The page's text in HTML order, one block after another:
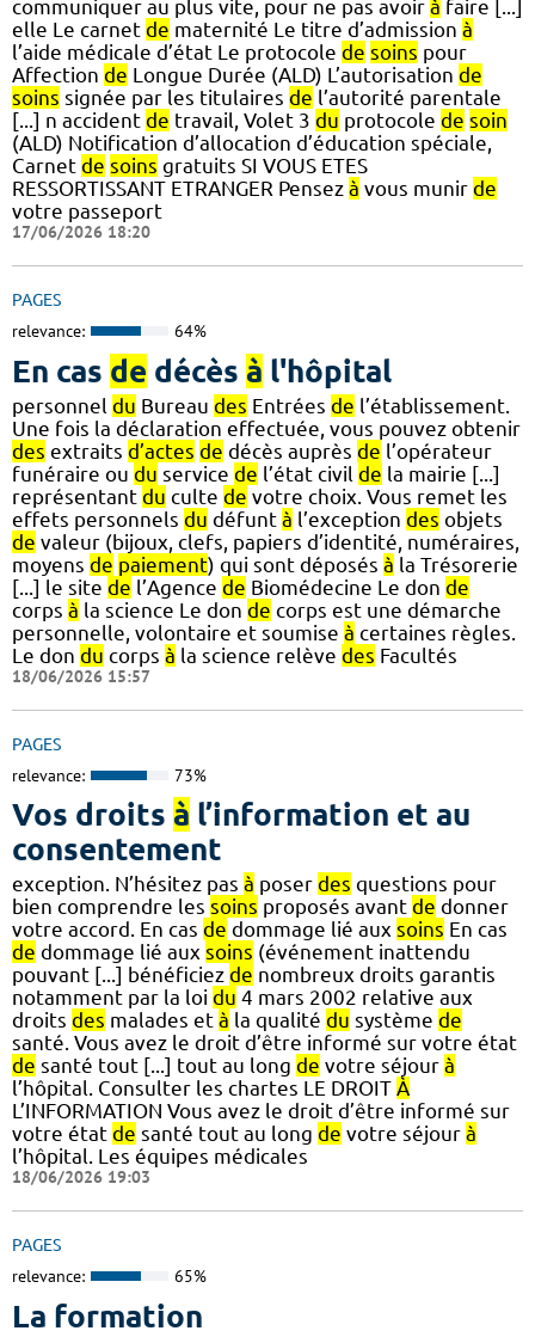
communiquer au plus vite, pour ne pas avoir à faire [...]
elle Le carnet de maternité Le titre d’admission à
l’aide médicale d’état Le protocole de soins pour
Affection de Longue Durée (ALD) L’autorisation de
soins signée par les titulaires de l’autorité parentale
[...] n accident de travail, Volet 3 du protocole de soin
(ALD) Notification d’allocation d’éducation spéciale,
Carnet de soins gratuits SI VOUS ETES
RESSORTISSANT ETRANGER Pensez à vous munir de
votre passeport
17/06/2026 18:20
PAGES
relevance: 64%
En cas de décès à l'hôpital
personnel du Bureau des Entrées de l’établissement.
Une fois la déclaration effectuée, vous pouvez obtenir
des extraits d’actes de décès auprès de l’opérateur
funéraire ou du service de l’état civil de la mairie [...]
représentant du culte de votre choix. Vous remet les
effets personnels du défunt à l’exception des objets
de valeur (bijoux, clefs, papiers d’identité, numéraires,
moyens de paiement) qui sont déposés à la Trésorerie
[...] le site de l’Agence de Biomédecine Le don de
corps à la science Le don de corps est une démarche
personnelle, volontaire et soumise à certaines règles.
Le don du corps à la science relève des Facultés
18/06/2026 15:57
PAGES
relevance: 73%
Vos droits à l’information et au
consentement
exception. N’hésitez pas à poser des questions pour
bien comprendre les soins proposés avant de donner
votre accord. En cas de dommage lié aux soins En cas
de dommage lié aux soins (événement inattendu
pouvant [...] bénéficiez de nombreux droits garantis
notamment par la loi du 4 mars 2002 relative aux
droits des malades et à la qualité du système de
santé. Vous avez le droit d’être informé sur votre état
de santé tout [...] tout au long de votre séjour à
l’hôpital. Consulter les chartes LE DROIT À
L’INFORMATION Vous avez le droit d’être informé sur
votre état de santé tout au long de votre séjour à
l’hôpital. Les équipes médicales
18/06/2026 19:03
PAGES
relevance: 65%
La formation